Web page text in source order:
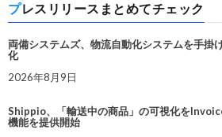
プレスリリースまとめてチェック
両備システムズ、物流自動化システムを手掛
化
2026年8月9日
Shippio、「輸送中の商品」の可視化を
機能を提供開始